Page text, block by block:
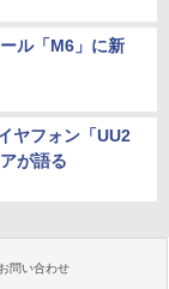
ル「M6」に新
ヤフォン「UU2
が語る
お問い合わせ